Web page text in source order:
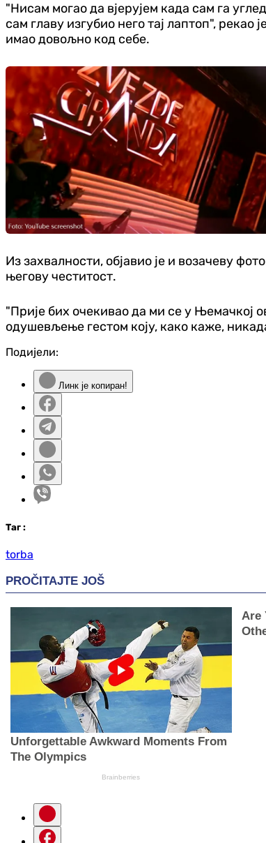
"Нисам могао да вјерујем када сам га
сам главу изгубио него тај лаптоп",
имао довољно код себе.
Из захвалности, објавио је и возачеву
његову честитост.
"Прије бих очекивао да ми се у Њемачкој
одушевљење гестом коју, како каже,
Подијели:
Линк је копиран!
Таг :
torba